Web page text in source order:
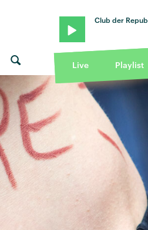
Club der
Live Playlist